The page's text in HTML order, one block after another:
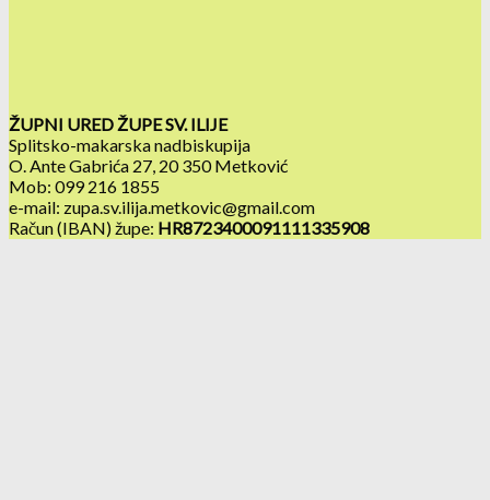
ŽUPNI URED ŽUPE SV. ILIJE
Splitsko-makarska nadbiskupija
O. Ante Gabrića 27, 20 350 Metković
Mob: 099 216 1855
e-mail: zupa.sv.ilija.metkovic@gmail.com
Račun (IBAN) župe: HR8723400091111335908